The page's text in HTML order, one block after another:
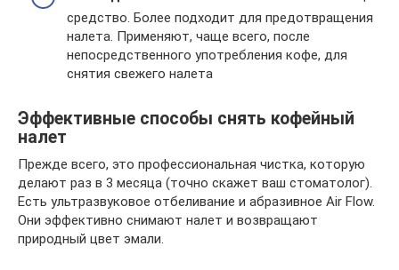
средство. Более подходит для предотвращения
налета. Применяют, чаще всего, после
непосредственного употребления кофе, для
снятия свежего налета
Эффективные способы снять кофейный
налет
Прежде всего, это профессиональная чистка, которую
делают раз в 3 месяца (точно скажет ваш стоматолог).
Есть ультразвуковое отбеливание и абразивное Air Flow.
Они эффективно снимают налет и возвращают
природный цвет эмали.